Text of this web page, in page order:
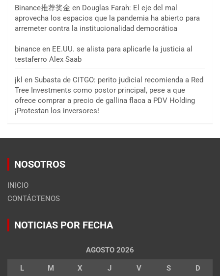
Binance推荐奖金 en Douglas Farah: El eje del mal
aprovecha los espacios que la pandemia ha abierto para
arremeter contra la institucionalidad democrática
binance en EE.UU. se alista para aplicarle la justicia al
testaferro Alex Saab
jkl en Subasta de CITGO: perito judicial recomienda a Red
Tree Investments como postor principal, pese a que
ofrece comprar a precio de gallina flaca a PDV Holding
¡Protestan los inversores!
NOSOTROS
INICIO
CONTÁCTENOS
NOTICIAS POR FECHA
AGOSTO 2026
L M X J V S D